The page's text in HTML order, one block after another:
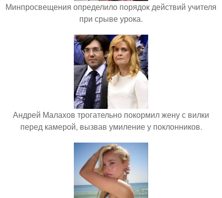
Минпросвещения определило порядок действий учителя
при срыве урока.
Андрей Малахов трогательно покормил жену с вилки
перед камерой, вызвав умиление у поклонников.